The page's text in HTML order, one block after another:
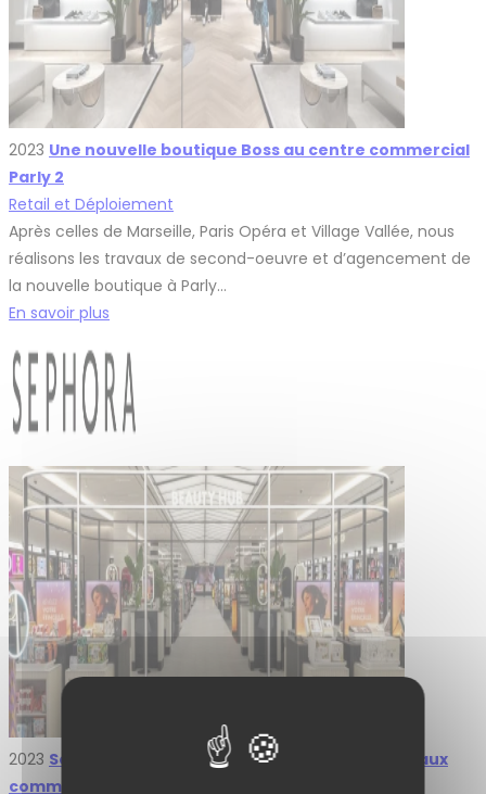
2023 Une nouvelle boutique Boss au centre commercial
Parly 2
Retail et Déploiement
Après celles de Marseille, Paris Opéra et Village Vallée, nous
réalisons les travaux de second-oeuvre et d’agencement de
la nouvelle boutique à Parly…
En savoir plus
2023 Sephora Champs-Élysées : L2A Agencement aux
commandes du flagship mondial